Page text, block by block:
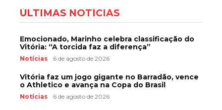
ÚLTIMAS NOTÍCIAS
Emocionado, Marinho celebra classificação do
Vitória: “A torcida faz a diferença”
Notícias 6 de agosto de 2026
Vitória faz um jogo gigante no Barradão, vence
o Athletico e avança na Copa do Brasil
Notícias 6 de agosto de 2026